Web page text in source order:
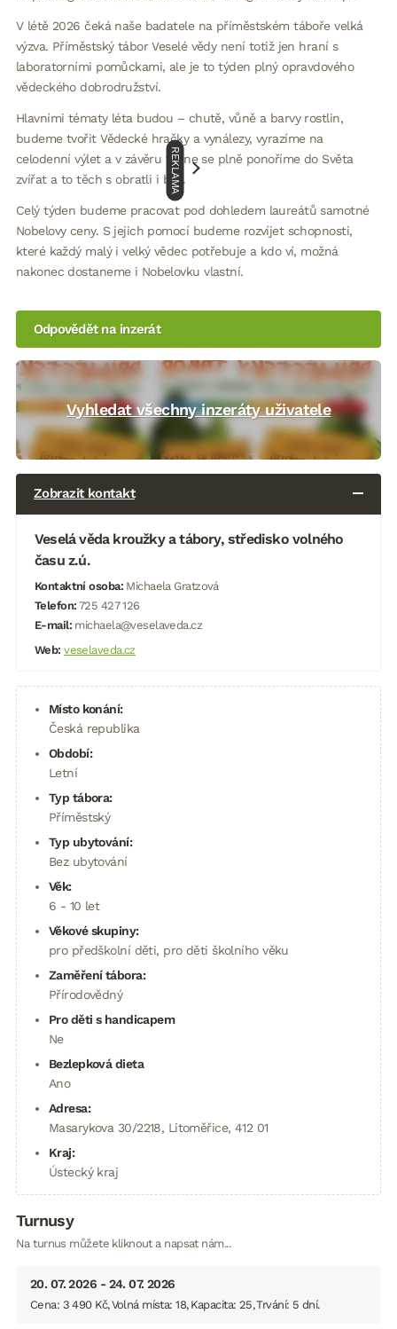
V létě 2026 čeká naše badatele na příměstském táboře velká
výzva. Příměstský tábor Veselé vědy není totiž jen hraní s
laboratorními pomůckami, ale je to týden plný opravdového
vědeckého dobrodružství.
Hlavními tématy léta budou – chutě, vůně a barvy rostlin,
budeme tvořit Vědecké hračky a vynálezy, vyrazíme na
celodenní výlet a v závěru týdne se plně ponoříme do Světa
zvířat a to těch s obratli i bez.
Celý týden budeme pracovat pod dohledem laureátů samotné
Nobelovy ceny. S jejich pomocí budeme rozvíjet schopnosti,
které každý malý i velký vědec potřebuje a kdo ví, možná
nakonec dostaneme i Nobelovku vlastní.
Odpovědět na inzerát
Vyhledat všechny inzeráty uživatele
Zobrazit kontakt
Veselá věda kroužky a tábory, středisko volného
času z.ú.
Kontaktní osoba:Michaela Gratzová
Telefon: 725 427 126
E-mail: michaela@veselaveda.cz
Web: veselaveda.cz
Místo konání:
Česká republika
Období:
Letní
Typ tábora:
Příměstský
Typ ubytování:
Bez ubytování
Věk:
6 - 10 let
Věkové skupiny:
pro předškolní děti, pro děti školního věku
Zaměření tábora:
Přírodovědný
Pro děti s handicapem
Ne
Bezlepková dieta
Ano
Adresa:
Masarykova 30/2218, Litoměřice, 412 01
Kraj:
Ústecký kraj
Turnusy
Na turnus můžete kliknout a napsat nám...
20. 07. 2026 - 24. 07. 2026
Cena: 3 490 Kč Volná místa: 18 Kapacita: 25 Trvání: 5 dní
REKLAMA